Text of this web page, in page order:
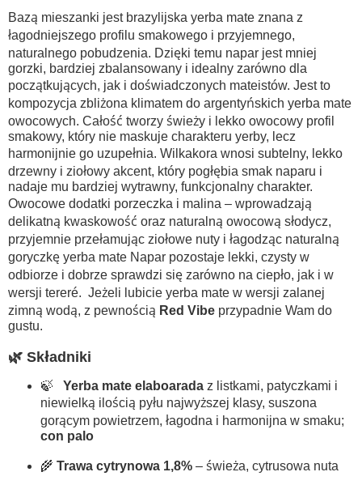
Bazą mieszanki jest brazylijska yerba mate znana z
łagodniejszego profilu smakowego i przyjemnego,
naturalnego pobudzenia. Dzięki temu napar jest mniej
gorzki, bardziej zbalansowany i idealny zarówno dla
początkujących, jak i doświadczonych mateistów. Jest to
kompozycja zbliżona klimatem do argentyńskich yerba mate
owocowych. Całość tworzy świeży i lekko owocowy profil
smakowy, który nie maskuje charakteru yerby, lecz
harmonijnie go uzupełnia. Wilkakora wnosi subtelny, lekko
drzewny i ziołowy akcent, który pogłębia smak naparu i
nadaje mu bardziej wytrawny, funkcjonalny charakter.
Owocowe dodatki porzeczka i malina – wprowadzają
delikatną kwaskowość oraz naturalną owocową słodycz,
przyjemnie przełamując ziołowe nuty i łagodząc naturalną
goryczkę yerba mate Napar pozostaje lekki, czysty w
odbiorze i dobrze sprawdzi się zarówno na ciepło, jak i w
wersji tereré. Jeżeli lubicie yerba mate w wersji zalanej
zimną wodą, z pewnością Red Vibe przypadnie Wam do
gustu.
🌿 Składniki
🍃 Yerba mate elaboarada z listkami, patyczkami i
niewielką ilością pyłu najwyższej klasy, suszona
gorącym powietrzem, łagodna i harmonijna w smaku;
con palo
🌾 Trawa cytrynowa 1,8% – świeża, cytrusowa nuta